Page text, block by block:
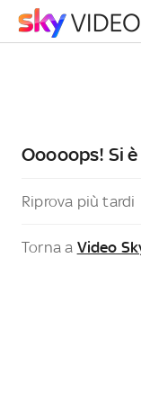
Ooooops! Si
Riprova più tardi
Torna a Video